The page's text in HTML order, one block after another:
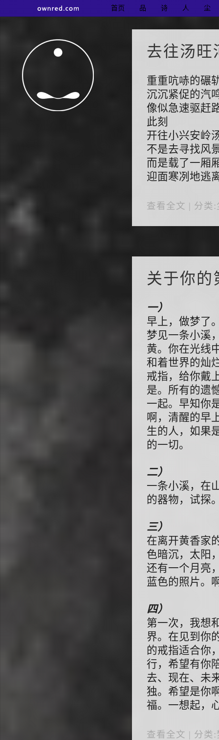
首页 品 诗 人 尘
去往汤旺
重重吭哧的碾
沉沉紧促的汽
像似急速驱赶
此刻
开往小兴安岭
不是去寻找风
而是载了一厢
迎面寒冽地逃
查看全文 | 分类
关于你的
一）
早上，做梦了
梦见一条小溪
黄。你在光线
和着世界的灿
戒指，给你戴
是。所有的遗
一起。早知你
啊，清醒的早
生的人，如果
的一切。
二）
一条小溪，在
的器物，试探
三）
在离开黄香家
色暗沉，太阳
还有一个月亮
蓝色的照片。
四）
第一次，我想
界。在见到你
的戒指适合你
行，希望有你
去、现在、未
独。希望是你
福。一想起，
查看全文 | 分类